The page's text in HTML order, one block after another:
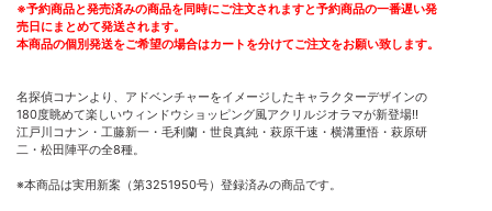
※予約商品と発売済みの商品を同時にご注文されますと予約商品の一番遅い発
売日にまとめて発送されます。
本商品の個別発送をご希望の場合はカートを分けてご注文をお願い致します。
名探偵コナンより、アドベンチャーをイメージしたキャラクターデザインの
180度眺めて楽しいウィンドウショッピング風アクリルジオラマが新登場!!
江戸川コナン・工藤新一・毛利蘭・世良真純・萩原千速・横溝重悟・萩原研
二・松田陣平の全8種。
※本商品は実用新案（第3251950号）登録済みの商品です。